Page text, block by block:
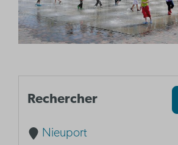
Rechercher
Nieuport